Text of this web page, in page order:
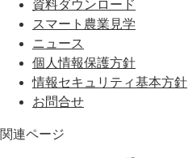
資料ダウンロード
スマート農業見学
ニュース
個人情報保護方針
情報セキュリティ基本方針
お問合せ
関連ページ